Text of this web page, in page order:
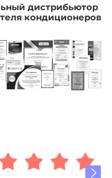
дистрибьютор
кондиционеров